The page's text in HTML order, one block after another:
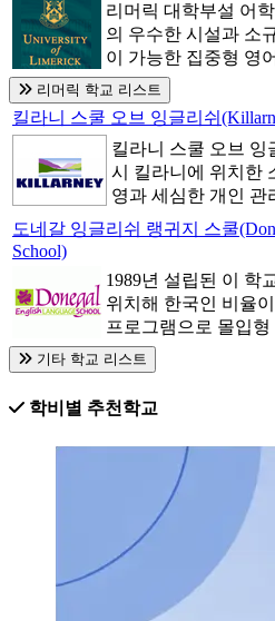
리머릭 대학부설 어
의 우수한 시설과 소
이 가능한 집중형 영
리머릭 학교 리스트
킬라니 스쿨 오브 잉글리쉬
킬라니 스쿨 오브 잉
시 킬라니에 위치한
영과 세심한 개인 관
도네갈 잉글리쉬 랭귀지 스쿨
School)
1989년 설립된 이 학
위치해 한국인 비율
프로그램으로 몰입
기타 학교 리스트
학비별 추천학교